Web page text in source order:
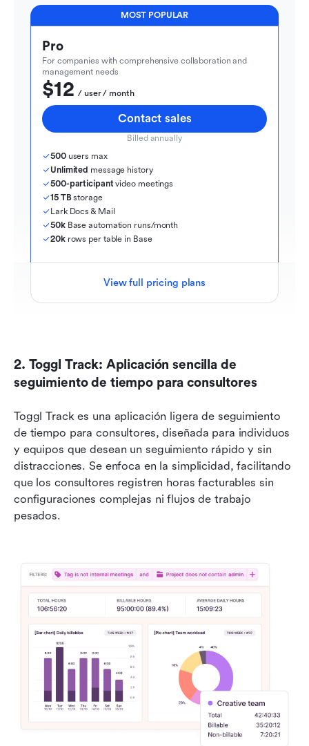
MOST POPULAR
Pro
For companies with comprehensive collaboration and
management needs
$12
  / user / month
Contact sales
Billed annually
500 users max
Unlimited message history
500-participant video meetings
15 TB storage
Lark Docs & Mail
50k Base automation runs/month
20k rows per table in Base
View full pricing plans
2. Toggl Track: Aplicación sencilla de
seguimiento de tiempo para consultores
Toggl Track es una aplicación ligera de seguimiento
de tiempo para consultores, diseñada para individuos
y equipos que desean un seguimiento rápido y sin
distracciones. Se enfoca en la simplicidad, facilitando
que los consultores registren horas facturables sin
configuraciones complejas ni flujos de trabajo
pesados.